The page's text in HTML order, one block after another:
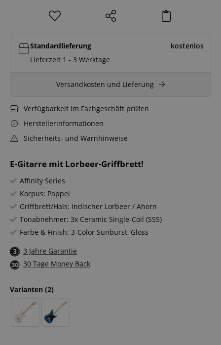
E-Gitarre mit Lorbeer-Griffbrett!
Affinity Series
Korpus: Pappel
Griffbrett/Hals: Indischer Lorbeer / Ahorn
Tonabnehmer: 3x Ceramic Single-Coil (SSS)
Farbe & Finish: 3-Color Sunburst, Gloss
3 Jahre Garantie
30 Tage Money Back
Varianten (2)
Standardlieferung
kostenlos
Lieferzeit 1 - 3 Werktage
Versandkosten und Lieferung
Verfügbarkeit im Fachgeschäft prüfen
Herstellerinformationen
Sicherheits- und Warnhinweise